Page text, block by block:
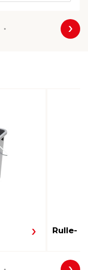
Rulle-